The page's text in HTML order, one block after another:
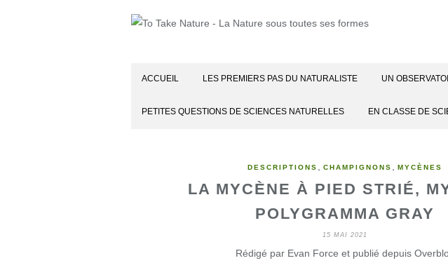
ACCUEIL LES PREMIERS PAS DU NATURALISTE UN
PETITES QUESTIONS DE SCIENCES NATURELLES EN CLASSE DE
DESCRIPTIONS CHAMPIGNONS MYCÈNES
LA MYCÈNE À PIED STRIÉ,
POLYGRAMMA GRAY
15 MAI 2021
Rédigé par Evan Force et publié depuis